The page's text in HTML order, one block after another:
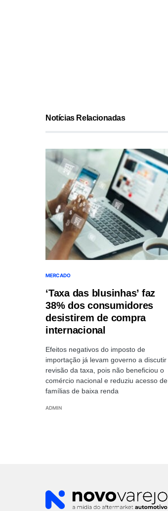
Notícias Relacionadas
MERCADO
‘Taxa das blusinhas’ faz
38% dos consumidores
desistirem de compra
internacional
Efeitos negativos do imposto de
importação já levam governo a discutir
revisão da taxa, pois não beneficiou o
comércio nacional e reduziu acesso de
famílias de baixa renda
ADMIN